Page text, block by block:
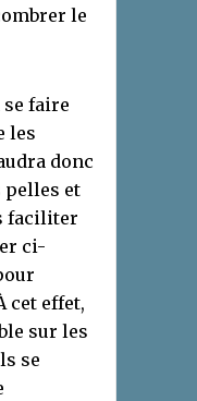
le
se faire
les
donc
pelles et
faciliter
ci-
cet effet,
sur les
se